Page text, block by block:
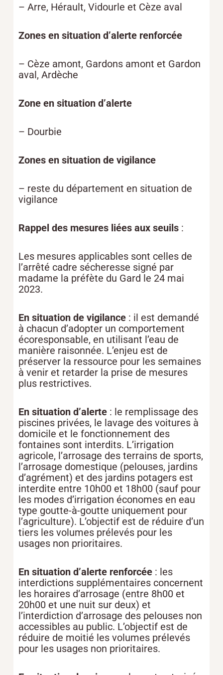
– Arre, Hérault, Vidourle et Cèze aval
Zones en situation d’alerte renforcée
– Cèze amont, Gardons amont et Gardon
aval, Ardèche
Zone en situation d’alerte
– Dourbie
Zones en situation de vigilance
– reste du département en situation de
vigilance
Rappel des mesures liées aux seuils:
Les mesures applicables sont celles de
l’arrêté cadre sécheresse signé par
madame la préfète du Gard le 24 mai
2023.
En situation de vigilance: il est demandé
à chacun d’adopter un comportement
écoresponsable, en utilisant l’eau de
manière raisonnée. L’enjeu est de
préserver la ressource pour les semaines
à venir et retarder la prise de mesures
plus restrictives.
En situation d’alerte: le remplissage des
piscines privées, le lavage des voitures à
domicile et le fonctionnement des
fontaines sont interdits. L’irrigation
agricole, l’arrosage des terrains de sports,
l’arrosage domestique (pelouses, jardins
d’agrément) et des jardins potagers est
interdite entre 10h00 et 18h00 (sauf pour
les modes d’irrigation économes en eau
type goutte-à-goutte uniquement pour
l’agriculture). L’objectif est de réduire d’un
tiers les volumes prélevés pour les
usages non prioritaires.
En situation d’alerte renforcée : les
interdictions supplémentaires concernent
les horaires d’arrosage (entre 8h00 et
20h00 et une nuit sur deux) et
l’interdiction d’arrosage des pelouses non
accessibles au public. L’objectif est de
réduire de moitié les volumes prélevés
pour les usages non prioritaires.